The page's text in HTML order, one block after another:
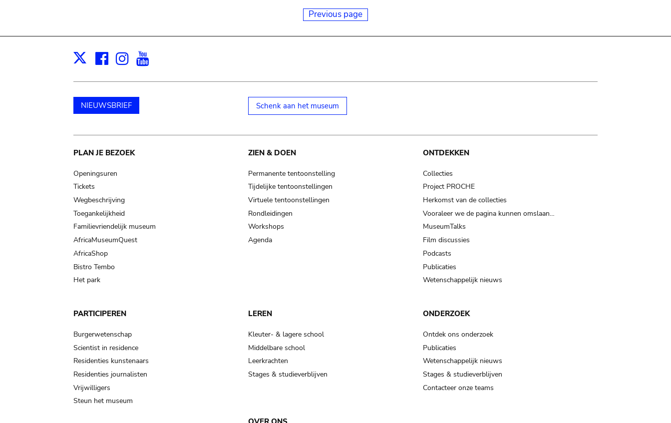
Previous page
X Facebook
Instagram
NIEUWSBRIEF Schenk aan het museum
Main
navigation
PLAN JE BEZOEK
Openingsuren
Tickets
Wegbeschrijving
Toegankelijkheid
Familievriendelijk museum
AfricaMuseumQuest
AfricaShop
Bistro Tembo
Het park
ZIEN & DOEN
Permanente tentoonstelling
Tijdelijke tentoonstellingen
Virtuele tentoonstellingen
Rondleidingen
Workshops
Agenda
ONTDEKKEN
Collecties
Project PROCHE
Herkomst van de collecties
Vooraleer we de pagina kunnen omslaan…
MuseumTalks
Film discussies
Podcasts
Publicaties
Wetenschappelijk nieuws
PARTICIPEREN
Burgerwetenschap
Scientist in residence
Residenties kunstenaars
Residenties journalisten
Vrijwilligers
Steun het museum
LEREN
Kleuter- & lagere school
Middelbare school
Leerkrachten
Stages & studieverblijven
ONDERZOEK
Ontdek ons onderzoek
Publicaties
Wetenschappelijk nieuws
Stages & studieverblijven
Contacteer onze teams